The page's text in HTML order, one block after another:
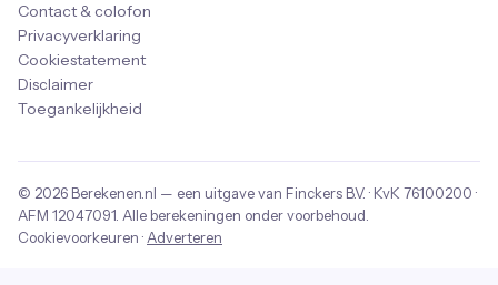
Contact & colofon
Privacyverklaring
Cookiestatement
Disclaimer
Toegankelijkheid
© 2026 Berekenen.nl — een uitgave van Finckers B.V. · KvK 76100200 ·
AFM 12047091 . Alle berekeningen onder voorbehoud.
Cookievoorkeuren · Adverteren